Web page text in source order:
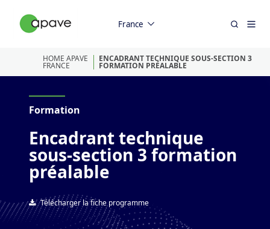
France
HOME APAVE
FRANCE
ENCADRANT TECHNIQUE SOUS-SECTION 3
FORMATION PRÉALABLE
Formation
Encadrant technique
sous-section 3 formation
préalable
Télécharger la fiche programme